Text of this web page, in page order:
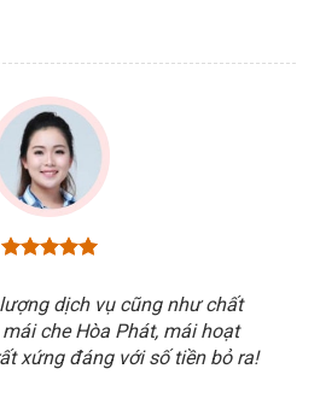
dịch vụ cũng như chất
che Hòa Phát, mái hoạt
xứng đáng với số tiền bỏ ra!